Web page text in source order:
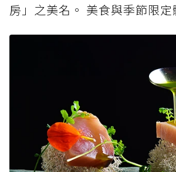
房」之美名。 美食與季節限定